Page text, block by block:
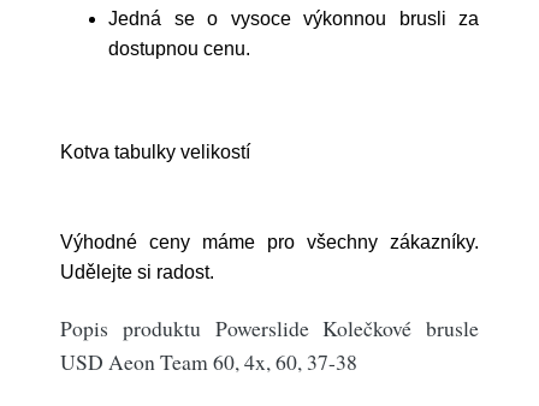
Jedná se o vysoce výkonnou brusli za
dostupnou cenu.
Kotva tabulky velikostí
Výhodné ceny máme pro všechny zákazníky.
Udělejte si radost.
Popis produktu Powerslide Kolečkové brusle
USD Aeon Team 60, 4x, 60, 37-38